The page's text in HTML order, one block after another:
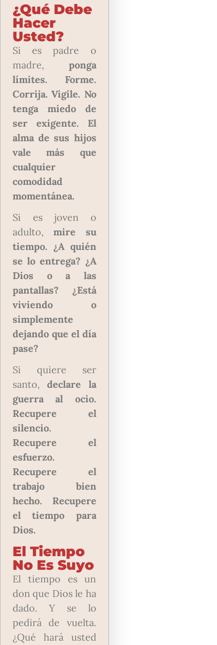
¿Qué Debe
Hacer
Usted?
Si es padre o
madre, ponga
límites. Forme.
Corrija. Vigile. No
tenga miedo de
ser exigente. El
alma de sus hijos
vale más que
cualquier
comodidad
momentánea.
Si es joven o
adulto,mire su
tiempo. ¿A quién
se lo entrega? ¿A
Dios o a las
pantallas? ¿Está
viviendo o
simplemente
dejando que el día
pase?
Si quiere ser
santo,declare la
guerra al ocio.
Recupere el
silencio.
Recupere el
esfuerzo.
Recupere el
trabajo bien
hecho. Recupere
el tiempo para
Dios.
El Tiempo
No Es Suyo
El tiempo es un
don que Dios le ha
dado. Y se lo
pedirá de vuelta.
¿Qué hará usted